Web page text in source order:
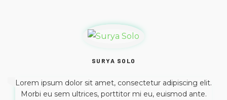
SURYA SOLO
Lorem ipsum dolor sit amet, consectetur adipiscing elit.
Morbi eu sem ultrices, porttitor mi eu, euismod ante.